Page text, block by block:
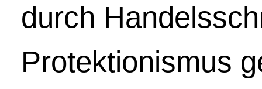
durch
Protektionismus